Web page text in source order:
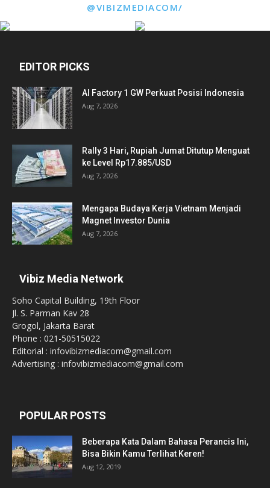
@VIBIZMEDIACOM/
EDITOR PICKS
AI Factory 1 GW Perkuat Posisi Indonesia
Aug 7, 2026
Rally 3 Hari, Rupiah Jumat Ditutup Menguat
ke Level Rp17.885/USD
Aug 7, 2026
Mengapa Budaya Kerja Vietnam Menjadi
Magnet Investor Dunia
Aug 7, 2026
Vibiz Media Network
Soho Capital Building, 19th Floor
Jl. S. Parman Kav 28
Grogol, Jakarta Barat
Phone : 021-50515022
Editorial : infovibizmediacom@gmail.com
Advertising : infovibizmediacom@gmail.com
POPULAR POSTS
Beberapa Kata Dalam Bahasa Perancis Ini,
Bisa Bikin Kamu Terlihat Keren!
Aug 12, 2019